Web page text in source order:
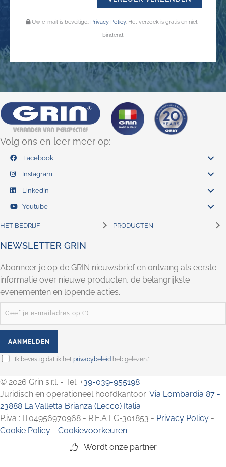
Uw e-mail is beveiligd: Privacy Policy. Het verzoek is gratis en niet-
bindend.
Volg ons en leer meer op:
Facebook
Instagram
LinkedIn
Youtube
HET BEDRIJF PRODUCTEN
NEWSLETTER GRIN
Abonneer je op de GRIN nieuwsbrief en ontvang als eerste
informatie over nieuwe producten, de belangrijkste
evenementen en lopende acties.
Ik bevestig dat ik het privacybeleidheb gelezen.*
© 2026 Grin s.r.l. - Tel. +39-039-955198
Juridisch en operationeel hoofdkantoor: Via Lombardia 87 -
23888 La Valletta Brianza (Lecco) Italia
P.iva : IT04956970968 - R.E.A LC-301853 - Privacy Policy -
Cookie Policy - Cookievoorkeuren
Wordt onze partner